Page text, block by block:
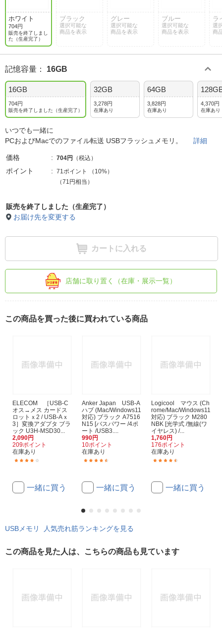
ホワイト
704円
販売を終了しまし
た（生産完了）
ブラック
選択可能な
商品を表示
グレー
選択可能な
商品を表示
ブルー
選択可能な
商品を表示
ラ
選
商
記憶容量 ： 16GB
16GB
704円
販売を終了しました（生産完了）
32GB
3,278円
在庫あり
64GB
3,828円
在庫あり
4,370円
在庫あり
いつでも一緒に
PCおよびMacでのファイル転送 USBフラッシュメモリ。 詳細
価格 704円 （税込）
ポイント 71ポイント （ 10%）
（71円相当）
販売を終了しました（生産完了）
お届け先を変更する
カートに入れる
店舗に取り置く（在庫・展示一覧）
この商品を買った後に買われている商品
ELECOM ［USB-C
オス→メス カードス
ロットｘ2 / USB-Aｘ
3］変換アダプタ ブラ
ック U3H-MSD30...
2,090円
209ポイント
在庫あり
一緒に買う
Anker Japan USB-A
ハブ (Mac/Windows11
対応) ブラック A7516
N15 [バスパワー /4ポ
ート /USB3....
990円
10ポイント
在庫あり
一緒に買う
Logicool マウス (Ch
rome/Mac/Windows11
対応) ブラック M280
NBK [光学式 /無線(ワ
イヤレス) /...
1,760円
176ポイント
在庫あり
一緒に買う
USBメモリ 人気売れ筋ランキングを見る
この商品を見た人は、こちらの商品も見ています